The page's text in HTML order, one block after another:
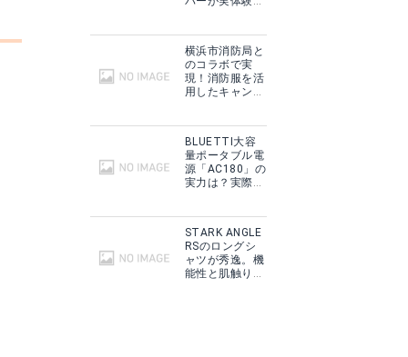
横浜市消防局と
のコラボで実
現！消防服を活
用したキャンプ
BLUETTI大容
量ポータブル電
源「AC180」の
実力は？実際に
STARK ANGLE
RSのロングシ
ャツが秀逸。機
能性と肌触りに